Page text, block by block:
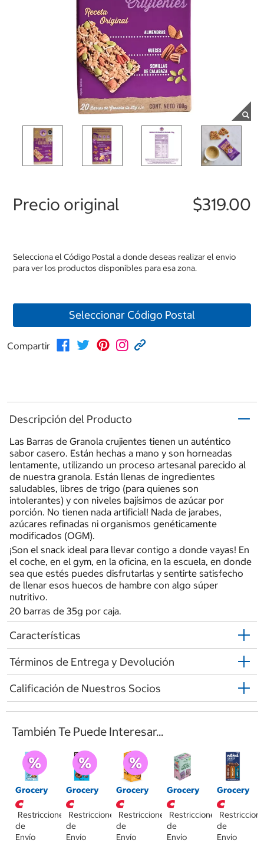
Precio original $319.00
Selecciona el Código Postal a donde deseas realizar el envio
para ver los productos disponibles para esa zona.
Seleccionar Código Postal
Compartir
Descripción del Producto
Las Barras de Granola crujientes tienen un auténtico
sabor casero. Están hechas a mano y son horneadas
lentamente, utilizando un proceso artesanal parecido al
de nuestra granola. Están llenas de ingredientes
saludables, libres de trigo (para quienes son
intolerantes) y con niveles bajísimos de azúcar por
porción. No tienen nada artificial! Nada de jarabes,
azúcares refinadas ni organismos genéticamente
modificados (OGM).
¡Son el snack ideal para llevar contigo a donde vayas! En
el coche, en el gym, en la oficina, en la escuela, en donde
sea que estés puedes disfrutarlas y sentirte satisfecho
de llenar esos huecos de hambre con algo súper
nutritivo.
20 barras de 35g por caja.
Características
Términos de Entrega y Devolución
Calificación de Nuestros Socios
También Te Puede Interesar...
Grocery
Restricciones
de
Envío
Grocery
Restricciones
de
Envío
Grocery
Restricciones
de
Envío
Grocery
Restricciones
de
Envío
Grocery
de
Envío